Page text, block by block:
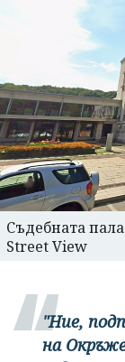
Съдебната
Street View
"Ние,
на